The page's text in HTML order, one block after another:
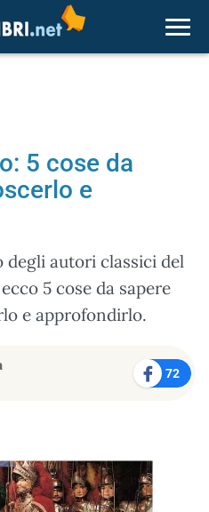
5 cose da
e
degli autori classici del
5 cose da sapere
e approfondirlo.
72